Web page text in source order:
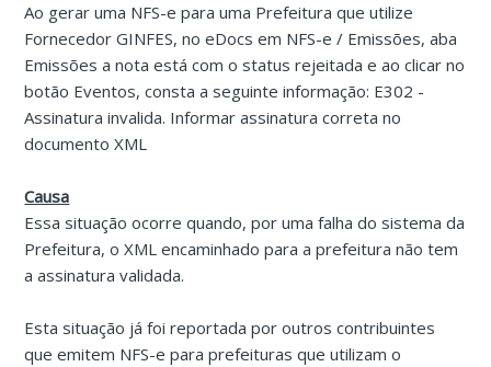
Ao gerar uma NFS-e para uma Prefeitura que utilize
Fornecedor GINFES, no eDocs em NFS-e / Emissões, aba
Emissões a nota está com o status rejeitada e ao clicar no
botão Eventos, consta a seguinte informação: E302 -
Assinatura invalida. Informar assinatura correta no
documento XML
Causa
Essa situação ocorre quando, por uma falha do sistema da
Prefeitura, o XML encaminhado para a prefeitura não tem
a assinatura validada.
Esta situação já foi reportada por outros contribuintes
que emitem NFS-e para prefeituras que utilizam o